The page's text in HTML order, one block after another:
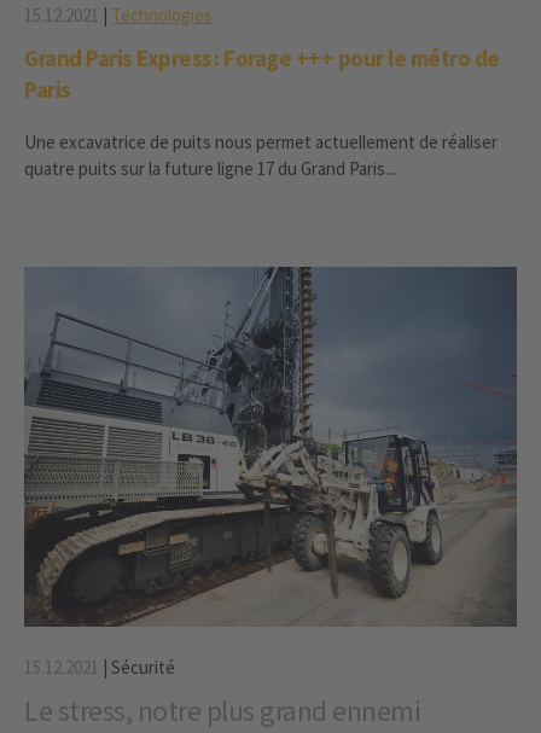
15.12.2021 | Technologies
Grand Paris Express : Forage +++ pour le métro de
Paris
Une excavatrice de puits nous permet actuellement de réaliser
quatre puits sur la future ligne 17 du Grand Paris...
15.12.2021 | Sécurité
Le stress, notre plus grand ennemi